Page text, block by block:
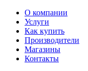
О компании
Услуги
Как купить
Производители
Магазины
Контакты